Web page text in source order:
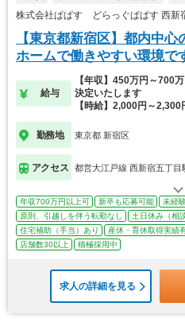
株式会社ぱぱす どらっぐぱぱす 西新
【東京都新宿区】都内中
ホームで働きやすい環境で
給与
【年収】450万円～700
決定いたします
【時給】2,000円～2,300
勤務地 東京都 新宿区
アクセス 都営大江戸線 西新宿五丁目
年収700万円以上可 新卒も応募可能
未経
原則、引越しを伴う転勤なし
土日休み（相
住宅補助（手当）あり
産休・育休取得実績
店舗数30以上
積極採用中
求人の詳細を見る